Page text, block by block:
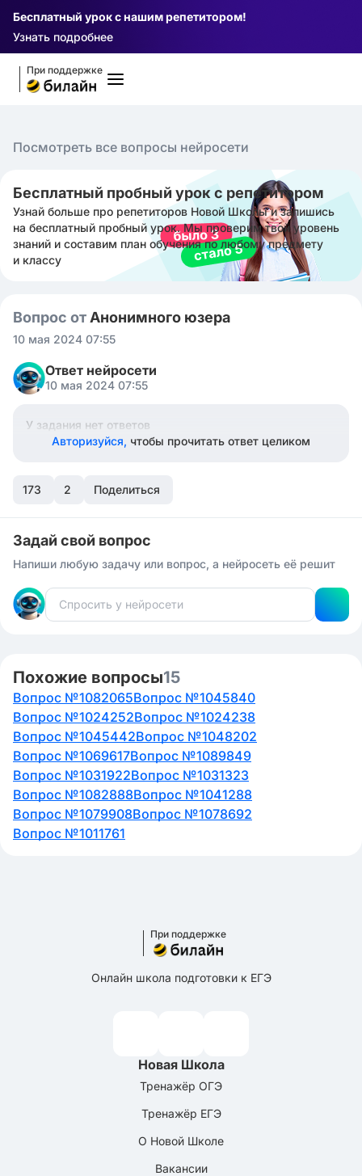
Бесплатный урок с нашим репетитором!
Узнать подробнее
При поддержке
Посмотреть все вопросы нейросети
Бесплатный пробный урок с репетитором
Узнай больше про репетиторов Новой Школы и запишись
на бесплатный пробный урок. Мы проверим твой уровень
знаний и составим план обучения по любому предмету
и классу
Вопрос от Анонимного юзера
10 мая 2024 07:55
Ответ нейросети
10 мая 2024 07:55
У задания нет ответов
Авторизуйся, чтобы прочитать ответ целиком
173 2 Поделиться
Задай свой вопрос
Напиши любую задачу или вопрос, а нейросеть её решит
Похожие вопросы15
Вопрос №1082065Вопрос №1045840
Вопрос №1024252Вопрос №1024238
Вопрос №1045442Вопрос №1048202
Вопрос №1069617Вопрос №1089849
Вопрос №1031922Вопрос №1031323
Вопрос №1082888Вопрос №1041288
Вопрос №1079908Вопрос №1078692
Вопрос №1011761
При поддержке
Онлайн школа подготовки к ЕГЭ
Новая Школа
Тренажёр ОГЭ
Тренажёр ЕГЭ
О Новой Школе
Вакансии